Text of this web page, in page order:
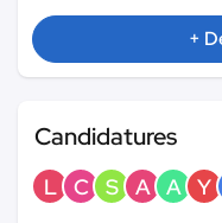
+
Candidatures
L C S A A Y